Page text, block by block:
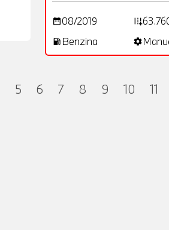
date_range08/2019 add_road
local_gas_station Benzina settings
5 6 7 8 9 10 11